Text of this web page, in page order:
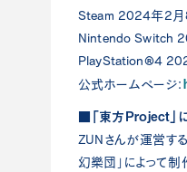
Steam 2024年2月8
Nintendo Switch
PlayStation®4
公式ホームページ：
■「東方Project」
ZUNさんが運営す
幻樂団」によって制